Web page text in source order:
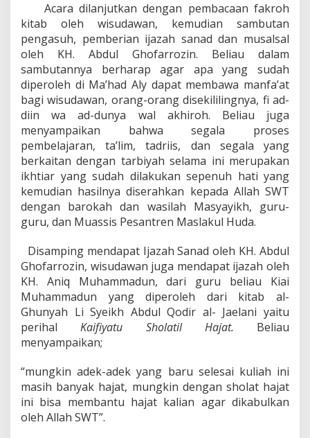
Acara dilanjutkan dengan pembacaan fakroh
kitab oleh wisudawan, kemudian sambutan
pengasuh, pemberian ijazah sanad dan musalsal
oleh KH. Abdul Ghofarrozin. Beliau dalam
sambutannya berharap agar apa yang sudah
diperoleh di Ma’had Aly dapat membawa manfa’at
bagi wisudawan, orang-orang disekililingnya, fi ad-
diin wa ad-dunya wal akhiroh. Beliau juga
menyampaikan bahwa segala proses
pembelajaran, ta’lim, tadriis, dan segala yang
berkaitan dengan tarbiyah selama ini merupakan
ikhtiar yang sudah dilakukan sepenuh hati yang
kemudian hasilnya diserahkan kepada Allah SWT
dengan barokah dan wasilah Masyayikh, guru-
guru, dan Muassis Pesantren Maslakul Huda.
Disamping mendapat Ijazah Sanad oleh KH. Abdul
Ghofarrozin, wisudawan juga mendapat ijazah oleh
KH. Aniq Muhammadun, dari guru beliau Kiai
Muhammadun yang diperoleh dari kitab al-
Ghunyah Li Syeikh Abdul Qodir al- Jaelani yaitu
perihalKaifiyatu Sholatil Hajat. Beliau
menyampaikan;
“mungkin adek-adek yang baru selesai kuliah ini
masih banyak hajat, mungkin dengan sholat hajat
ini bisa membantu hajat kalian agar dikabulkan
oleh Allah SWT”.